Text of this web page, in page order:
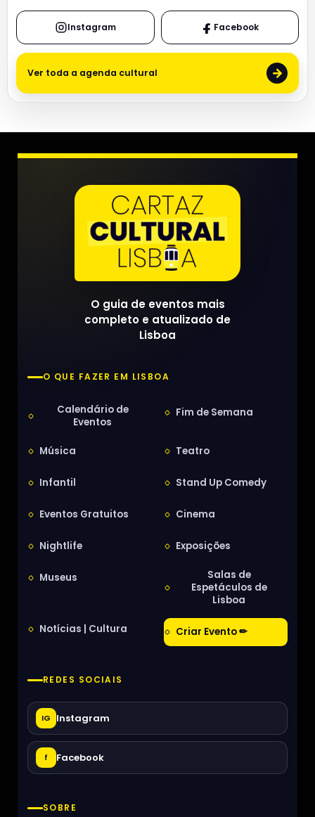
Instagram Facebook
Ver toda a agenda cultural →
O guia de eventos mais
completo e atualizado de
Lisboa
O QUE FAZER EM LISBOA
Calendário de
Eventos
Fim de Semana
Música Teatro
Infantil Stand Up Comedy
Eventos Gratuitos Cinema
Nightlife Exposições
Museus
Salas de
Espetáculos de
Lisboa
Notícias | Cultura Criar Evento ✏
REDES SOCIAIS
IG Instagram
f Facebook
SOBRE